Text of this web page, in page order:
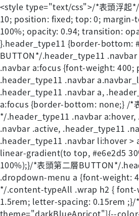
<style type="text/css">/*表頭浮起
10; position: fixed; top: 0;
100%; opacity: 0.94; transition:
}.header_type11 {border-bottom:
BUTTON*/.header_type11
.navbar a:focus {font-weight: 400;
.header_type11 .navbar
.header_type11 .navbar a,
a:focus {border-bottom: none;} /*
*/.header_type11 .navbar
.navbar .active, .header_type11
.header_type11 .navbar li:hover >
linear-gradient(to top, #e6e2d5
100%);}/*表頭第二層BUTTON*/
.dropdown-menu a {font-weight:
*/.content-typeAll .wrap h2 { font-
1.5rem; letter-spacing: 0.15rem ;}/
theme="darkBlueApricot"]{--